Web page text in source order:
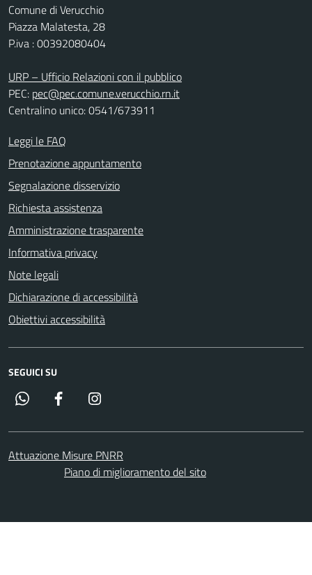
Comune di Verucchio
Piazza Malatesta, 28
P.iva : 00392080404
URP – Ufficio Relazioni con il pubblico
PEC: pec@pec.comune.verucchio.rn.it
Centralino unico: 0541/673911
Leggi le FAQ
Prenotazione appuntamento
Segnalazione disservizio
Richiesta assistenza
Amministrazione trasparente
Informativa privacy
Note legali
Dichiarazione di accessibilità
Obiettivi accessibilità
SEGUICI SU
Whatsapp Facebook
Attuazione Misure PNRR
Piano di miglioramento del sito